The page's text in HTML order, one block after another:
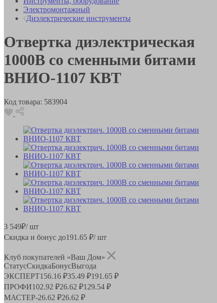
Электромонтажный
Диэлектрические инструменты
Отвертка диэлектрическая
1000В со сменными битами
ВНИО-1107 КВТ
Код товара: 583904
3 549₽/ шт
Скидка и бонус до191.65 ₽/ шт
Клуб покупателей «Ваш Дом»
СтатусСкидкаБонусВыгода
ЭКСПЕРТ156.16 ₽35.49 ₽191.65 ₽
ПРОФИ102.92 ₽26.62 ₽129.54 ₽
МАСТЕР-26.62 ₽26.62 ₽